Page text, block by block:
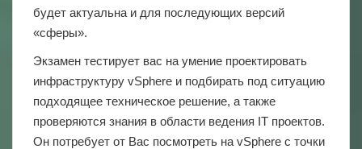
будет актуальна и для последующих версий
«сферы».
Экзамен тестирует вас на умение проектировать
инфраструктуру vSphere и подбирать под ситуацию
подходящее техническое решение, а также
проверяются знания в области ведения IT проектов.
Он потребует от Вас посмотреть на vSphere с точки